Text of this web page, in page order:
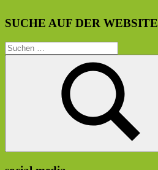
SUCHE AUF DER WEBSITE
Suchen
nach:
Suchen